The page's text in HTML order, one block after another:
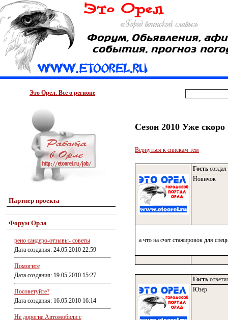
Это Орел. Все о регионе
Партнер проекта
Форум Орла
рено сандеро-отзывы- советы
Дата создания: 24.05.2010 22:59
Помогите
Дата создания: 19.05.2010 15:27
Посоветуйте?
Дата создания: 16.05.2010 16:14
Не дорогие Автомобили с
Сезон 2010 Уже
Вернуться к спискам тем
Гость
Новичок
а что на счет стажировок для
Гость
Юзер